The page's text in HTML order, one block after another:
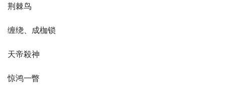
荆棘鸟
缠绕、成枷锁
天帝殺神
惊鸿一瞥